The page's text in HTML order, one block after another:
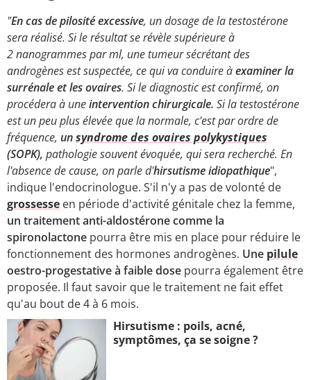
"En cas de pilosité excessive, un dosage de la testostérone
sera réalisé. Si le résultat se révèle supérieure à
2 nanogrammes par ml, une tumeur sécrétant des
androgènes est suspectée, ce qui va conduire àexaminer la
surrénale et les ovaires. Si le diagnostic est confirmé, on
procédera à uneintervention chirurgicale. Si la testostérone
est un peu plus élevée que la normale, c'est par ordre de
fréquence, unsyndrome des ovaires polykystiques
(SOPK), pathologie souvent évoquée, qui sera recherché. En
l'absence de cause, on parle d'hirsutisme idiopathique",
indique l'endocrinologue. S'il n'y a pas de volonté de
grossesse en période d'activité génitale chez la femme,
un traitement anti-aldostérone comme la
spironolactone pourra être mis en place pour réduire le
fonctionnement des hormones androgènes. Une pilule
oestro-progestative à faible dose pourra également être
proposée. Il faut savoir que le traitement ne fait effet
qu'au bout de 4 à 6 mois.
Hirsutisme : poils, acné,
symptômes, ça se soigne ?